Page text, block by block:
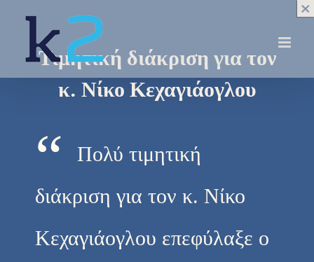
contentΤιμητική διάκριση για τον
κ. Νίκο Κεχαγιάογλου
“
Πολύ τιμητική
διάκριση για τον κ. Νίκο
Κεχαγιάογλου επεφύλαξε ο
×
×
×
×
×
×
×
×
×
×
×
×